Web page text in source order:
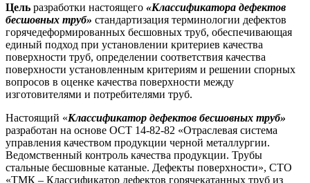
Цель разработки настоящего «Классификатора дефектов
бесшовных труб» стандартизация терминологии дефектов
горячедеформированных бесшовных труб, обеспечивающая
единый подход при установлении критериев качества
поверхности труб, определении соответствия качества
поверхности установленным критериям и решении спорных
вопросов в оценке качества поверхности между
изготовителями и потребителями труб.
Настоящий «Классификатор дефектов бесшовных труб»
разработан на основе ОСТ 14-82-82 «Отраслевая система
управления качеством продукции черной металлургии.
Ведомственный контроль качества продукции. Трубы
стальные бесшовные катаные. Дефекты поверхности», СТО
«ТМК – Классификатор дефектов горячекатанных труб из